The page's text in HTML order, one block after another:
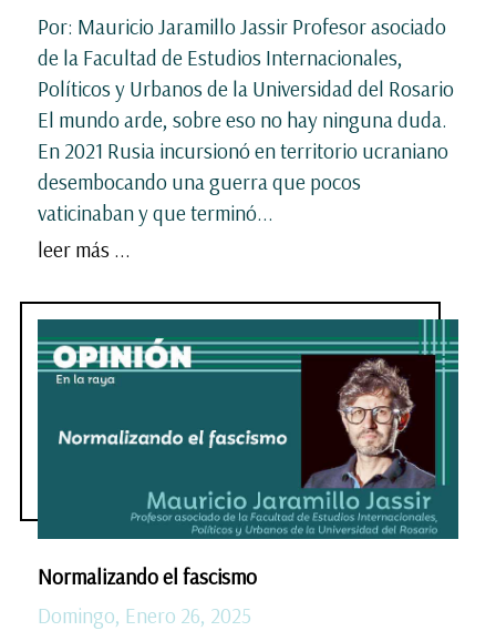
Por: Mauricio Jaramillo Jassir Profesor asociado
de la Facultad de Estudios Internacionales,
Políticos y Urbanos de la Universidad del Rosario
El mundo arde, sobre eso no hay ninguna duda.
En 2021 Rusia incursionó en territorio ucraniano
desembocando una guerra que pocos
vaticinaban y que terminó...
leer más ...
Normalizando el fascismo
Domingo, Enero 26, 2025